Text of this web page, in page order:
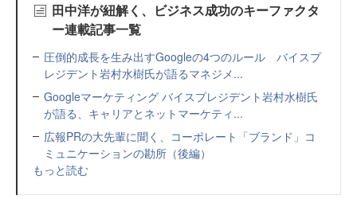
田中洋が紐解く、ビジネス成功のキーファクタ
ー連載記事一覧
圧倒的成長を生み出すGoogleの4つのルール バイスプ
レジデント岩村水樹氏が語るマネジメ...
Googleマーケティング バイスプレジデント岩村水樹氏
が語る、キャリアとネットマーケティ...
広報PRの大先輩に聞く、コーポレート「ブランド」コ
ミュニケーションの勘所（後編）
もっと読む